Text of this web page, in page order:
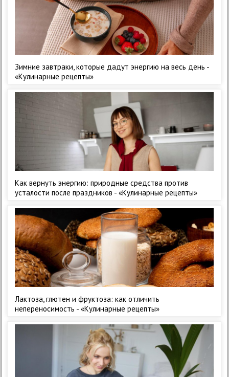
Зимние завтраки, которые дадут энергию на весь день -
«Кулинарные рецепты»
Как вернуть энергию: природные средства против
усталости после праздников - «Кулинарные рецепты»
Лактоза, глютен и фруктоза: как отличить
непереносимость - «Кулинарные рецепты»